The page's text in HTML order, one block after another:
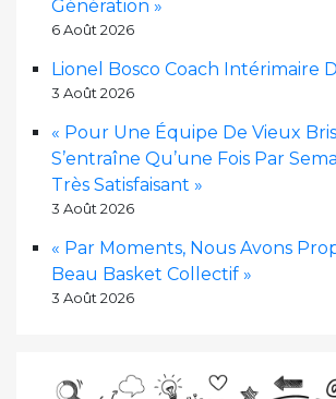
Génération »
6 Août 2026
Lionel Bosco Coach Intérimaire
3 Août 2026
« Pour Une Équipe De Vieux
S’entraîne Qu’une Fois Par
Très Satisfaisant »
3 Août 2026
« Par Moments, Nous Avons
Beau Basket Collectif »
3 Août 2026